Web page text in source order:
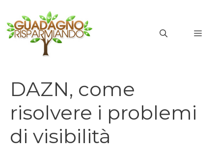
contenuto
DAZN, come
risolvere i problemi
di visibilità